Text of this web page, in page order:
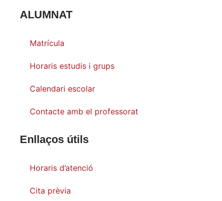
ALUMNAT
Matrícula
Horaris estudis i grups
Calendari escolar
Contacte amb el professorat
Enllaços útils
Horaris d’atenció
Cita prèvia